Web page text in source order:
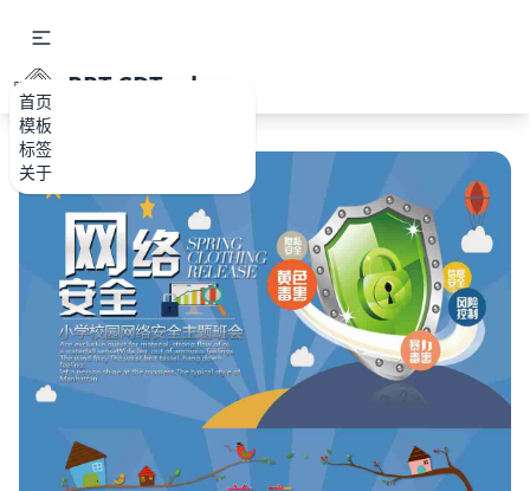
首页
模板
标签
关于
PPT.CDTools